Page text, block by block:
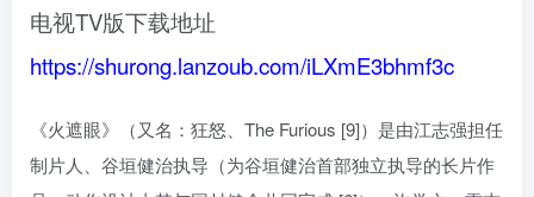
电视TV版下载地址
https://shurong.lanzoub.com/iLXmE3bhmf3c
《火遮眼》（又名：狂怒、The Furious [9]）是由江志强担任
制片人、谷垣健治执导（为谷垣健治首部独立执导的长片作